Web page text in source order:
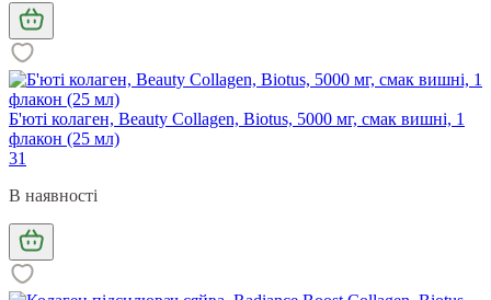
Б'юті колаген, Beauty Collagen, Biotus, 5000 мг, смак вишні, 1
флакон (25 мл)
31
В наявності